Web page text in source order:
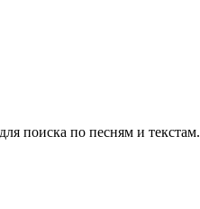
поиска по песням и текстам.